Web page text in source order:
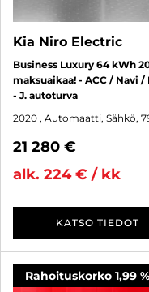
Kia Niro Electric
Business Luxury 64 kWh
maksuaikaa! - ACC / Navi
- J. autoturva
2020 , Automaatti, Sähkö,
21 280 €
alk. 224 € / kk
KATSO TIEDOT
Rahoituskorko 1,99